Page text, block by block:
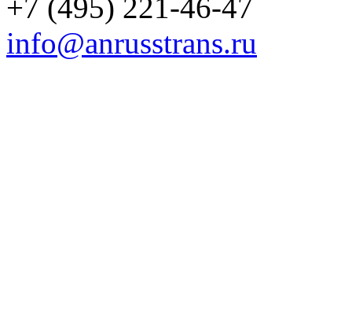
+7 (495) 221-46-47
info@anrusstrans.ru